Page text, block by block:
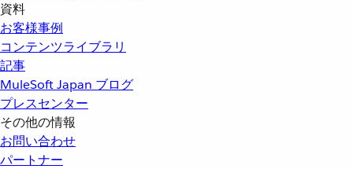
資料
お客様事例
コンテンツライブラリ
記事
MuleSoft Japan ブログ
プレスセンター
その他の情報
お問い合わせ
パートナー